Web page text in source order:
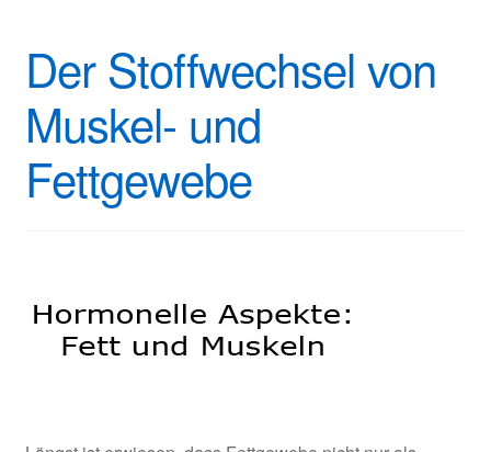
Der Stoffwechsel von
Muskel- und
Fettgewebe